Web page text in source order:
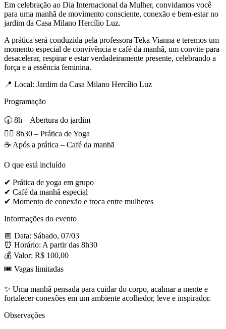
Em celebração ao Dia Internacional da Mulher, convidamos você
para uma manhã de movimento consciente, conexão e bem-estar no
jardim da Casa Milano Hercílio Luz.
A prática será conduzida pela professora Teka Vianna e teremos um
momento especial de convivência e café da manhã, um convite para
desacelerar, respirar e estar verdadeiramente presente, celebrando a
força e a essência feminina.
📍 Local: Jardim da Casa Milano Hercílio Luz
Programação
🕢 8h – Abertura do jardim
🧘‍♀️ 8h30 – Prática de Yoga
☕ Após a prática – Café da manhã
O que está incluído
✔ Prática de yoga em grupo
✔ Café da manhã especial
✔ Momento de conexão e troca entre mulheres
Informações do evento
📅 Data: Sábado, 07/03
⏰ Horário: A partir das 8h30
💰 Valor: R$ 100,00
🎟 Vagas limitadas
✨ Uma manhã pensada para cuidar do corpo, acalmar a mente e
fortalecer conexões em um ambiente acolhedor, leve e inspirador.
Observações